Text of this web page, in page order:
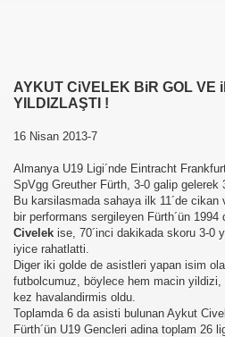
AYKUT CiVELEK BiR GOL VE
YILDIZLAŞTI !
16 Nisan 2013-7
Almanya U19 Ligi´nde Eintracht
SpVgg Greuther Fürth, 3-0 galip gelerek
Bu karsilasmada sahaya ilk 11´de
bir performans sergileyen Fürth´ün
Civelek ise, 70´inci dakikada skoru 3-0
iyice rahatlatti.
Diger iki golde de asistleri yapan isim
futbolcumuz, böylece hem macin
kez havalandirmis oldu.
Toplamda 6 da asisti bulunan Aykut
Fürth´ün U19 Gencleri adina toplam 26